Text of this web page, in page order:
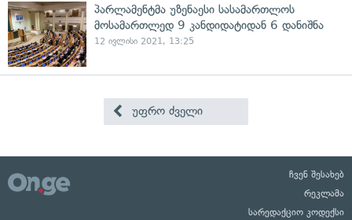
პარლამენტმა უზენაესი სასამართლოს
მოსამართლედ 9 კანდიდატიდან 6 დანიშნა
12 ივლისი 2021, 13:25
უფრო ძველი
ჩვენ შესახებ
რეკლამა
სარედაქციო კოდექსი